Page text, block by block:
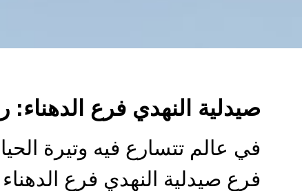
صيدلية النهدي فرع
في عالم تتسارع فيه وتيرة
فرع صيدلية النهدي فرع